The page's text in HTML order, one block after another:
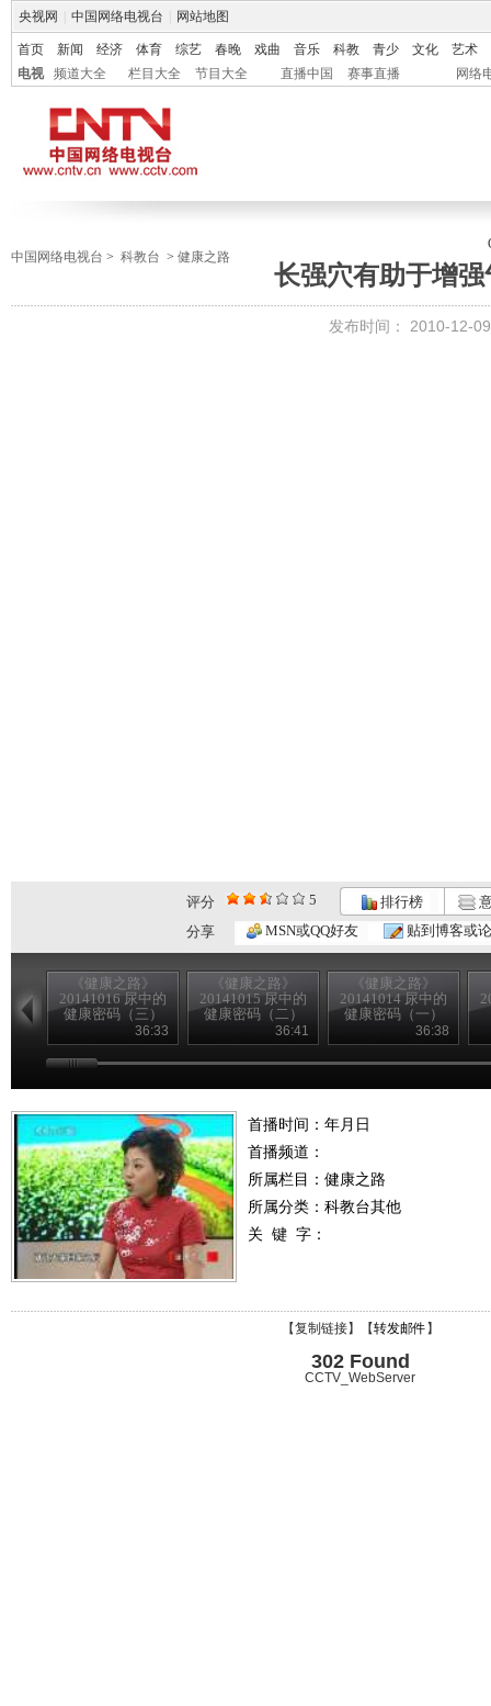
央视网 中国网络电视台 网站地图
首页 新闻 经济 体育 综艺 春晚 戏曲 音乐 科教 青少 文化
艺术
电视
频道大全 栏目大全 节目大全 直播中国 赛事直播 网络
中国网络电视台 > 科教台 > 健康之路
长强穴有助于增
发布时间： 2010-12-
评分 5 排行榜
分享
MSN或QQ好友 贴到博客或
《健康之路》
20141016 尿中的
健康密码（三）
36:33
《健康之路》
20141015 尿中的
健康密码（二）
36:41
《健康之路》
20141014 尿中的
健康密码（一）
36:38
首播时间：年月日
首播频道：
所属栏目： 健康之路
所属分类：科教台其他
关 键 字：
【复制链接】【转发邮件 】
302 Found
CCTV_WebServer